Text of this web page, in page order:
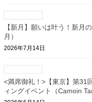
【新月】願いは叶う！新月
月）
2026年7月14日
<満席御礼！>【東京】第
ィングイベント（Camoin